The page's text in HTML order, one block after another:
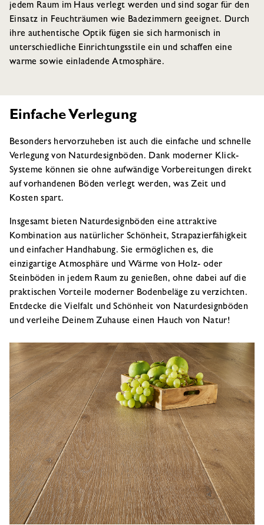
jedem Raum im Haus verlegt werden und sind sogar für den
Einsatz in Feuchträumen wie Badezimmern geeignet. Durch
ihre authentische Optik fügen sie sich harmonisch in
unterschiedliche Einrichtungsstile ein und schaffen eine
warme sowie einladende Atmosphäre.
Einfache Verlegung
Besonders hervorzuheben ist auch die einfache und schnelle
Verlegung von Naturdesignböden. Dank moderner Klick-
Systeme können sie ohne aufwändige Vorbereitungen direkt
auf vorhandenen Böden verlegt werden, was Zeit und
Kosten spart.
Insgesamt bieten Naturdesignböden eine attraktive
Kombination aus natürlicher Schönheit, Strapazierfähigkeit
und einfacher Handhabung. Sie ermöglichen es, die
einzigartige Atmosphäre und Wärme von Holz- oder
Steinböden in jedem Raum zu genießen, ohne dabei auf die
praktischen Vorteile moderner Bodenbeläge zu verzichten.
Entdecke die Vielfalt und Schönheit von Naturdesignböden
und verleihe Deinem Zuhause einen Hauch von Natur!